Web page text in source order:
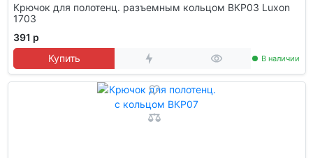
Крючок для полотенц. разъемным кольцом ВКР03 Luxon
1703
391 р
Купить
В наличии